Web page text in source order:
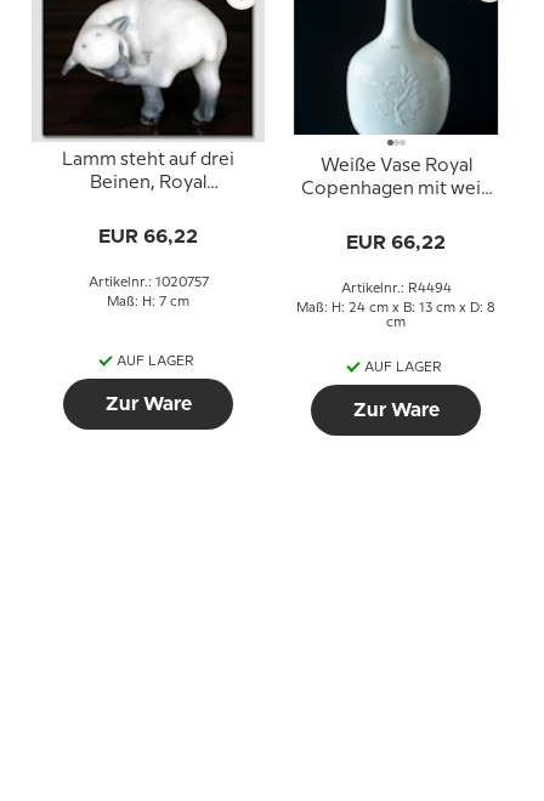
Lamm steht auf drei
Beinen, Royal
757
EUR 66,22
Artikelnr.: 1020757
Maß: H: 7 cm
AUF LAGER
Zur Ware
Weiße Vase Royal
Copenhagen mit weig
EUR 66,22
Artikelnr.: R4494
Maß: H: 24 cm x B: 13 cm x D: 8
cm
AUF LAGER
Zur Ware